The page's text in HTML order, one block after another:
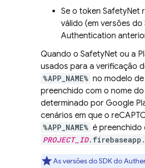
Se o token SafetyNet
válido (em versões do
Authentication
Quando o SafetyNet ou a
usados para a verificação
%APP_NAME% no modelo de
preenchido com o nome
determinado por Google
cenários em que o
%APP_NAME% é preenchido
PROJECT_ID
As versões do SDK do